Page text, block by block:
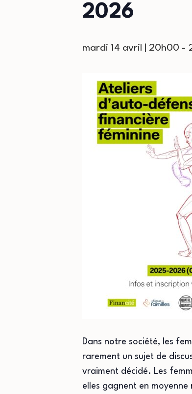
2026
mardi 14 avril | 20h00 -
Dans notre société, les
rarement un sujet de
vraiment décidé. Les
elles gagnent en